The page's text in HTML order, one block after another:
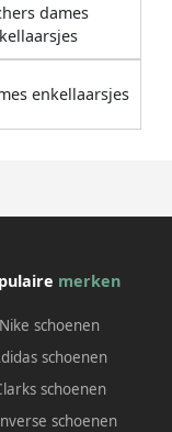
dames
enkellaarsjes
merken
Nike schoenen
schoenen
schoenen
schoenen